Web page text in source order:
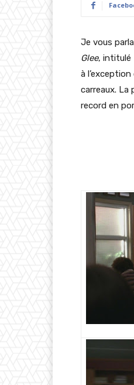
Je vous
Glee, intitulé
à
carreaux. La
record en